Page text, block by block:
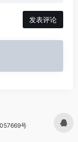
发表评论
号